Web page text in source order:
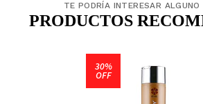
TE PODRÍA INTERESAR ALGUNO
PRODUCTOS
30%
OFF